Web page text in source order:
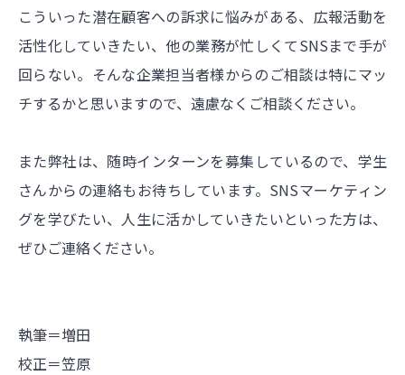
こういった潜在顧客への訴求に悩みがある、広報活動を
活性化していきたい、他の業務が忙しくてSNSまで手が
回らない。そんな企業担当者様からのご相談は特にマッ
チするかと思いますので、遠慮なくご相談ください。
また弊社は、随時インターンを募集しているので、学生
さんからの連絡もお待ちしています。SNSマーケティン
グを学びたい、人生に活かしていきたいといった方は、
ぜひご連絡ください。
執筆＝増田
校正＝笠原